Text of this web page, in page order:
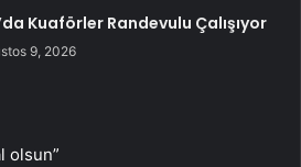
Kuaförler Randevulu Çalışıyor
9, 2026
olsun”